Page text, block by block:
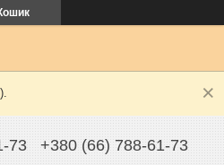
73 +380 (66) 788-61-73